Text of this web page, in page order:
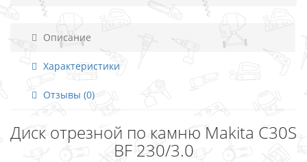
Описание
Характеристики
Отзывы (0)
Диск отрезной по камню Makita C30S
BF 230/3.0